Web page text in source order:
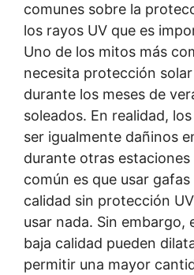
comunes sobre la
los rayos UV que es
Uno de los mitos más
necesita protección
durante los meses de
soleados. En realidad,
ser igualmente dañinos
durante otras
común es que usar
calidad sin protección
usar nada. Sin embargo,
baja calidad pueden
permitir una mayor